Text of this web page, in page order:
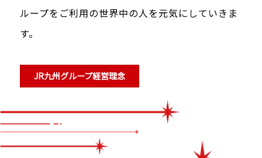
ループをご利用の世界中の人を元気にしていきま
す。
JR九州グループ経営理念